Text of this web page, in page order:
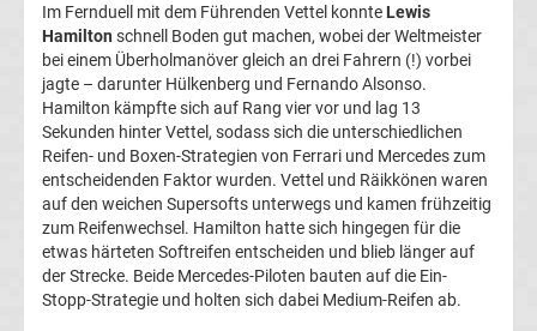
Tabelle
League
Ergebnisse
Conference
League
Im Fernduell mit dem Führenden Vettel konnte Lewis
Hamilton schnell Boden gut machen, wobei der Weltmeister
bei einem Überholmanöver gleich an drei Fahrern (!) vorbei
jagte – darunter Hülkenberg und Fernando Alsonso.
Hamilton kämpfte sich auf Rang vier vor und lag 13
Sekunden hinter Vettel, sodass sich die unterschiedlichen
Reifen- und Boxen-Strategien von Ferrari und Mercedes zum
entscheidenden Faktor wurden. Vettel und Räikkönen waren
auf den weichen Supersofts unterwegs und kamen frühzeitig
zum Reifenwechsel. Hamilton hatte sich hingegen für die
etwas härteten Softreifen entscheiden und blieb länger auf
der Strecke. Beide Mercedes-Piloten bauten auf die Ein-
Stopp-Strategie und holten sich dabei Medium-Reifen ab.